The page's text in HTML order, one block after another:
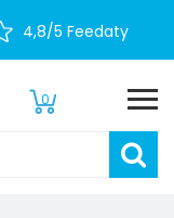
4,8/5 Feedaty
0